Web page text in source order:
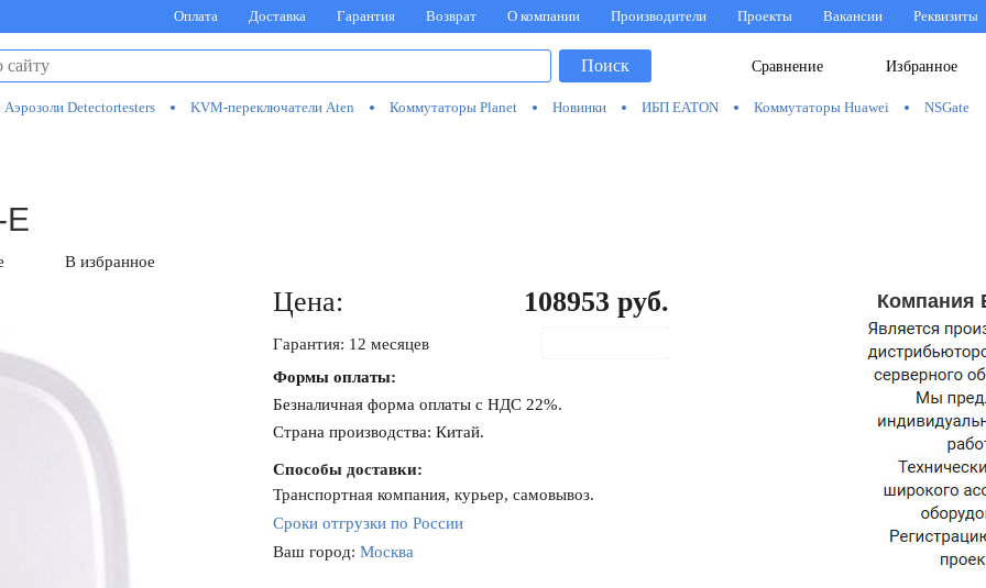
Оплата Доставка Гарантия Возврат О компании Производители Проекты Вакансии Реквизиты
Избранное
Сравнение
Поиск
Аэрозоли Detectortesters KVM-переключатели Aten Коммутаторы Planet Новинки ИБП EATON Коммутаторы Huawei NSGate
E
В избранное
Цена: 108953 руб.
Гарантия: 12 месяцев
Формы оплаты:
Безналичная форма оплаты с НДС 22%.
Страна производства: Китай.
Способы доставки:
Транспортная компания, курьер, самовывоз.
Сроки отгрузки по России
Ваш город: Москва
Компания